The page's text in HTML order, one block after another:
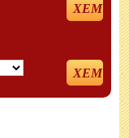
XEM
XEM